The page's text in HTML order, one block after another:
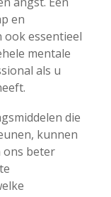
en
ook essentieel
mentale
als u
die
kunnen
ons beter